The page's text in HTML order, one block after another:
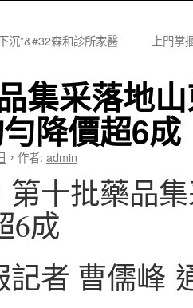
沉”&#32森和診所家醫
上門掌
集采落地
降價超6成
， 作者: admin
第十批藥品
6成
記者 曹儒峰